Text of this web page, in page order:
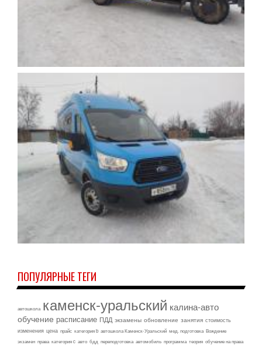
ПОПУЛЯРНЫЕ ТЕГИ
автошкола каменск-уральский калина-авто
обучение расписание ПДД экзамены обновление занятия стоимость
изменения цена прайс категория b автошкола Каменск-Уральский мед. подготовка Вождение
экзамен права категория c авто бдд переподготовка автомобиль программа теория обучение на права